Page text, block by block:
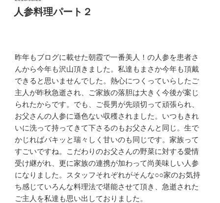
稿
日:
人参料理パート２
昨年もブログに載せた朝霞で一番美人！の人参を患者さ
んから今年も沢山頂きました。私達もまさか今年も頂戴
できると思いませんでした。熱心につくっていらしたご
主人が昨秋急逝され、ご家族の落胆は大きく今後が案じ
られたからです。でも、ご長男が先頭切って頑張られ、
お父さんの人参に遜色ない収穫されました。いつもきれ
いに洗って持ってきて下さるのもお父さんと同じ。生で
かじればバキッと瑞々しく甘いのも同じです。家族って
すごいですね。こだわりのお父さんの野菜に対する愛情
受け継がれ、更に家族の連携が加わって尚美味しい人参
になりました。スタッフそれぞれがそんな○○家のお気持
ち感じていろんな料理法で堪能させて頂き、急逝された
ご主人を私達も思い出しておりました。